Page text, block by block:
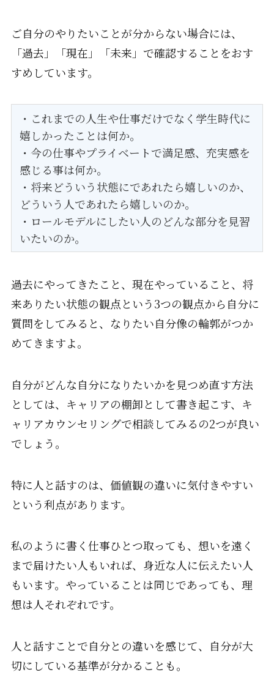
ご自分のやりたいことが分からない場合には、
「過去」「現在」「未来」で確認することをおす
すめしています。
・これまでの人生や仕事だけでなく学生時代に
嬉しかったことは何か。
・今の仕事やプライベートで満足感、充実感を
感じる事は何か。
・将来どういう状態にであれたら嬉しいのか、
どういう人であれたら嬉しいのか。
・ロールモデルにしたい人のどんな部分を見習
いたいのか。
過去にやってきたこと、現在やっていること、将
来ありたい状態の観点という3つの観点から自分に
質問をしてみると、なりたい自分像の輪郭がつか
めてきますよ。
自分がどんな自分になりたいかを見つめ直す方法
としては、キャリアの棚卸として書き起こす、キ
ャリアカウンセリングで相談してみるの2つが良い
でしょう。
特に人と話すのは、価値観の違いに気付きやすい
という利点があります。
私のように書く仕事ひとつ取っても、想いを遠く
まで届けたい人もいれば、身近な人に伝えたい人
もいます。やっていることは同じであっても、理
想は人それぞれです。
人と話すことで自分との違いを感じて、自分が大
切にしている基準が分かることも。